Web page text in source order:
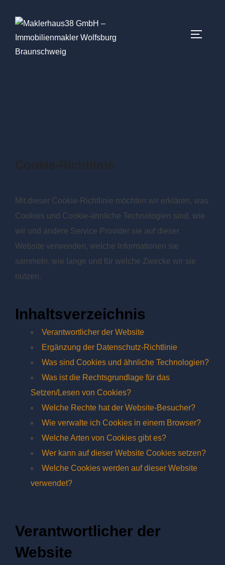
Cookie-Richtlinie
Mit dieser Cookie-Richtlinie möchten wir erklären, was
Cookies und Cookie-ähnliche Technologien sind, wie
wir und andere Service Provider sie auf dieser
Website verwenden, welche Informationen sie
sammeln, wie lange und für welche Zwecke wir sie
nutzen.
Inhaltsverzeichnis
Verantwortlicher der Website
Ergänzung der Datenschutz-Richtlinie
Was sind Cookies und ähnliche Technologien?
Was ist die Rechtsgrundlage für das
Setzen/Lesen von Cookies?
Welche Rechte hat der Website-Besucher?
Wie verwalte ich Cookies in einem Browser?
Welche Arten von Cookies gibt es?
Wer kann auf dieser Website Cookies setzen?
Welche Cookies werden auf dieser Website
verwendet?
Verantwortlicher der
Website